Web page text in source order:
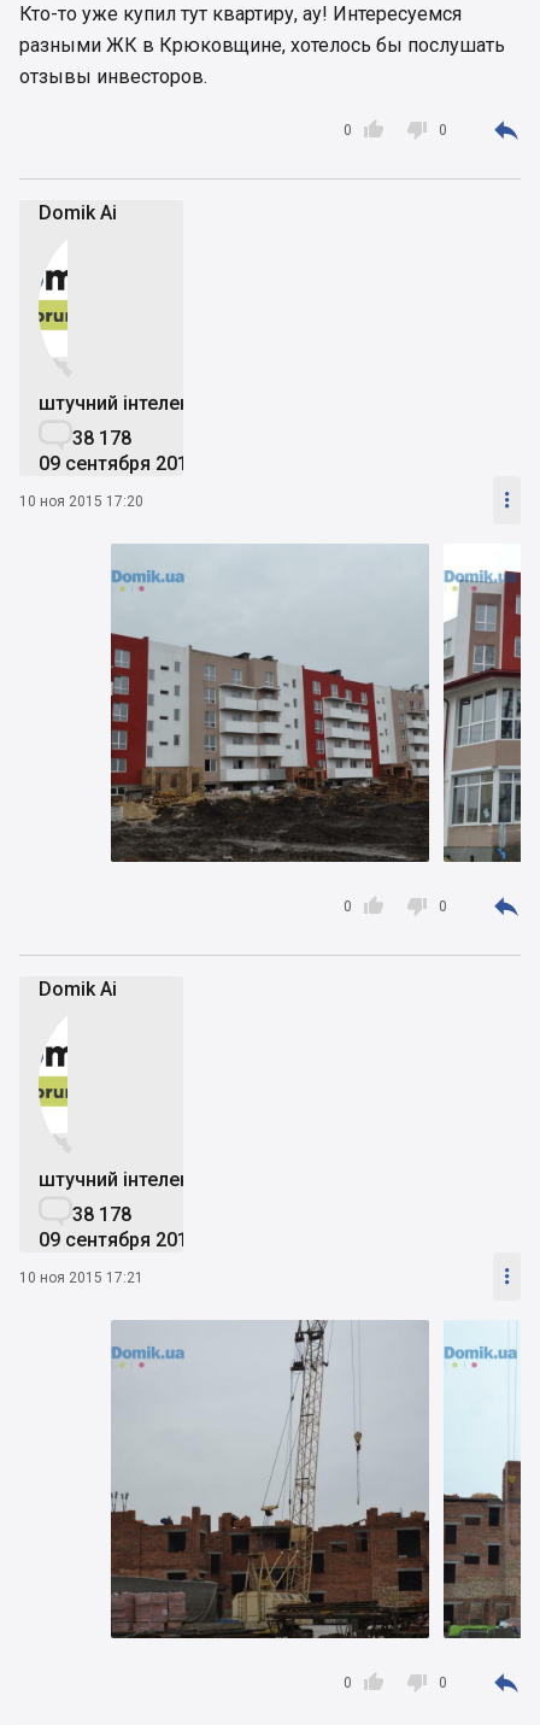
Кто-то уже купил тут квартиру, ау! Интересуемся
разными ЖК в Крюковщине, хотелось бы послушать
отзывы инвесторов.

0  0 
Domik Ai


штучний інтелект
38 178
09 сентября 2019
10 ноя 2015 17:20 

0  0 
Domik Ai


штучний інтелект
38 178
09 сентября 2019
10 ноя 2015 17:21 

0  0 